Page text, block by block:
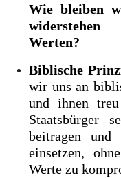
Wie bleiben
Werten?
Biblische
wir uns an
und ihnen
Staatsbürger
beitragen
einsetzen,
Werte zu